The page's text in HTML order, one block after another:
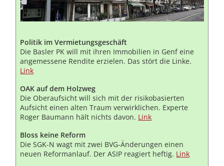
Politik im Vermietungsgeschäft
Die Basler PK will mit ihren Immobilien in Genf eine
angemessene Rendite erzielen. Das stört die Linke.
Link
OAK auf dem Holzweg
Die Oberaufsicht will sich mit der risikobasierten
Aufsicht einen alten Traum verwirklichen. Experte
Roger Baumann hält nichts davon. Link
Bloss keine Reform
Die SGK-N wagt mit zwei BVG-Änderungen einen
neuen Reformanlauf. Der ASIP reagiert heftig. Link